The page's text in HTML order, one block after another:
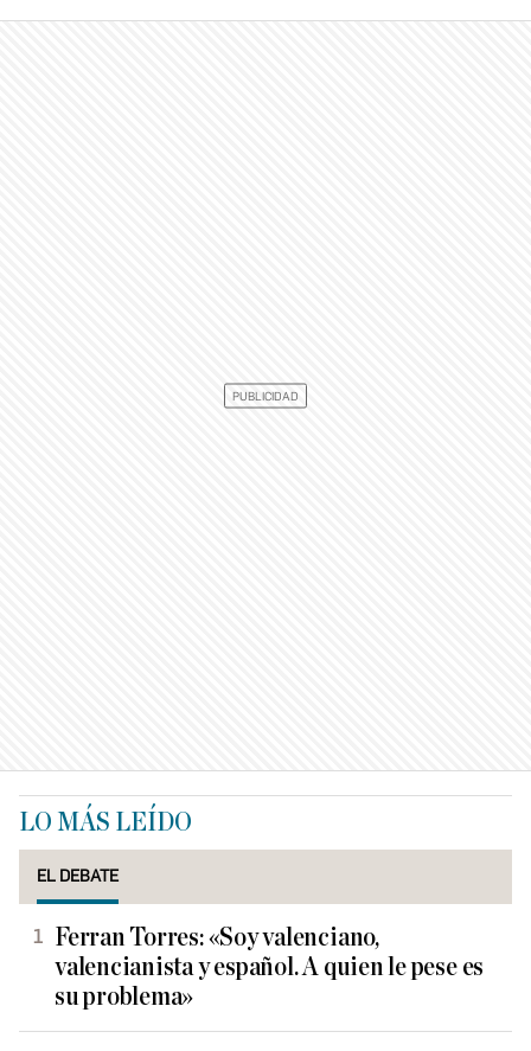
LO MÁS LEÍDO
EL DEBATE
Ferran Torres: «Soy valenciano,
valencianista y español. A quien le pese es
su problema»